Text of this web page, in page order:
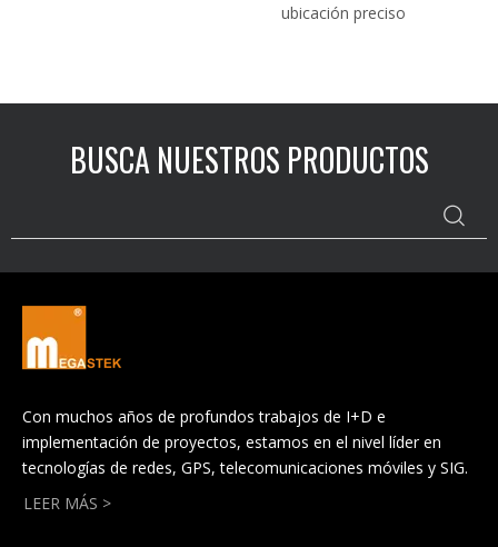
ubicación preciso
BUSCA NUESTROS PRODUCTOS
Con muchos años de profundos trabajos de I+D e
implementación de proyectos, estamos en el nivel líder en
tecnologías de redes, GPS, telecomunicaciones móviles y SIG.
LEER MÁS >